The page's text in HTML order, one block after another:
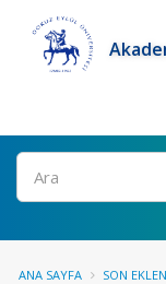
Ara
ANA SAYFA SON